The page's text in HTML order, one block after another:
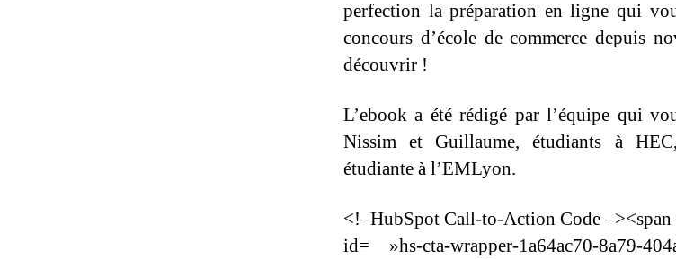
perfection la préparation en ligne qui
concours d’école de commerce depuis
découvrir !
L’ebook a été rédigé par l’équipe qui
Nissim et Guillaume, étudiants à
étudiante à l’EMLyon.
<!–HubSpot Call-to-Action Code –><span
id= »hs-cta-wrapper-1a64ac70-8a79-